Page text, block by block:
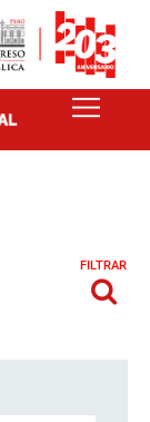
FILTRAR